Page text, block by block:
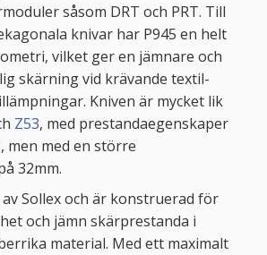
såsom DRT och PRT. Till
knivar har P945 en helt
vilket ger en jämnare och
skärning vid krävande textil-
Kniven är mycket lik
Z53, med prestandaegenskaper
men med en större
32mm.
Sollex och är konstruerad för
och jämn skärprestanda i
material. Med ett maximalt